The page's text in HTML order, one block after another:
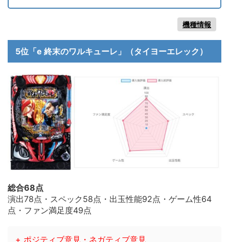
機種情報
5位「e 終末のワルキューレ」（タイヨーエレック）
総合68点
演出78点・スペック58点・出玉性能92点・ゲーム性64
点・ファン満足度49点
+ ポジティブ意見・ネガティブ意見